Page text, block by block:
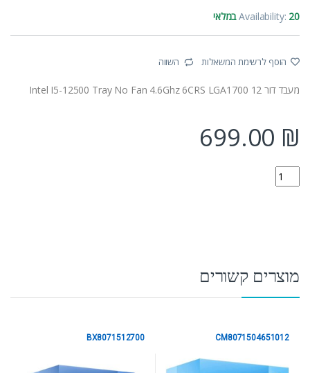
Availability: 20 במלאי
הוסף לרשימת המשאלות השווה
מעבד דור 12 Intel I5-12500 Tray No Fan 4.6Ghz 6CRS LGA1700
699.00 ₪
CM8071504647605 quantity
מוצרים קשורים
Intel LGA1700 Gen 12
CM8071504651012
Intel LGA1700 Gen 12
BX8071512700